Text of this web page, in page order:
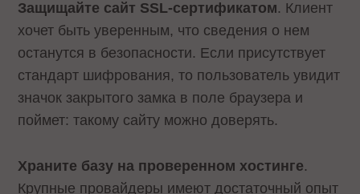
Защищайте сайт SSL-сертификатом. Клиент
хочет быть уверенным, что сведения о нем
останутся в безопасности. Если присутствует
стандарт шифрования, то пользователь увидит
значок закрытого замка в поле браузера и
поймет: такому сайту можно доверять.
Храните базу на проверенном хостинге.
Крупные провайдеры имеют достаточный опыт